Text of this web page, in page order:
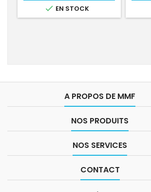
 EN STOCK
A PROPOS DE MMF
NOS PRODUITS
NOS SERVICES
CONTACT